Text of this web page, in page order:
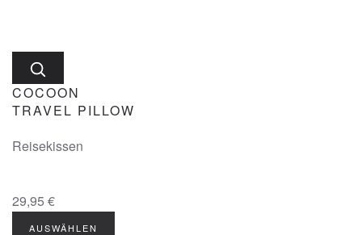
COCOON
TRAVEL PILLOW
Reisekissen
29,95 €
AUSWÄHLEN